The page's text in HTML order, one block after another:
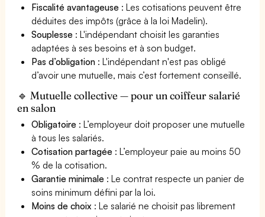
Fiscalité avantageuse : Les cotisations peuvent être
déduites des impôts (grâce à la loi Madelin).
Souplesse : L'indépendant choisit les garanties
adaptées à ses besoins et à son budget.
Pas d’obligation : L'indépendant n'est pas obligé
d’avoir une mutuelle, mais c’est fortement conseillé.
🔹 Mutuelle collective — pour un coiffeur salarié
en salon
Obligatoire : L’employeur doit proposer une mutuelle
à tous les salariés.
Cotisation partagée : L’employeur paie au moins 50
% de la cotisation.
Garantie minimale : Le contrat respecte un panier de
soins minimum défini par la loi.
Moins de choix : Le salarié ne choisit pas librement